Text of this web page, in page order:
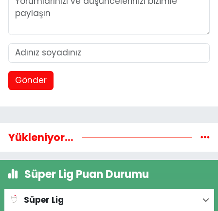
Gönder
Yükleniyor...
Süper Lig Puan Durumu
Süper Lig